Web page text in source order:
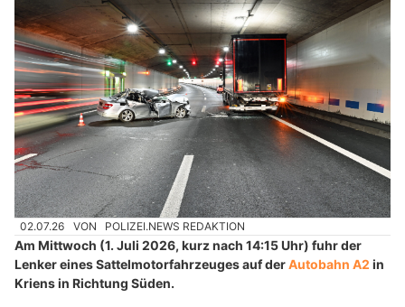
02.07.26 VON POLIZEI.NEWS REDAKTION
Am Mittwoch (1. Juli 2026, kurz nach 14:15 Uhr) fuhr der
Lenker eines Sattelmotorfahrzeuges auf derAutobahn A2 in
Kriens in Richtung Süden.